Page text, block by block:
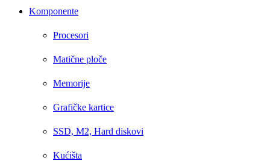
Komponente
Procesori
Matične ploče
Memorije
Grafičke kartice
SSD, M2, Hard diskovi
Kućišta